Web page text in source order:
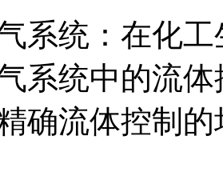
系统：在化
系统中的流体
确流体控制